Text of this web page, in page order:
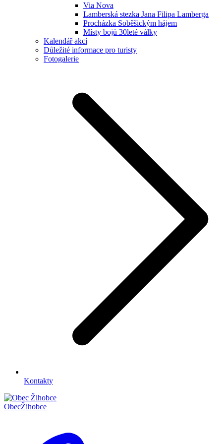
Via Nova
Lamberská stezka Jana Filipa Lamberga
Procházka Soběšickým hájem
Místy bojů 30leté války
Kalendář akcí
Důležité informace pro turisty
Fotogalerie
Kontakty
ObecŽihobce